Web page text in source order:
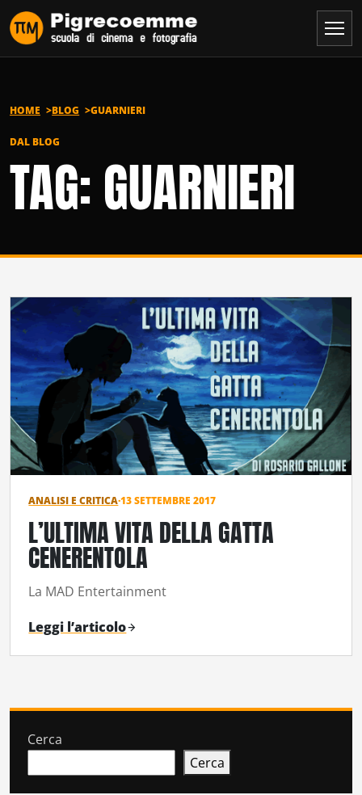
Vai al contenuto
HOME BLOG GUARNIERI
DAL BLOG
TAG: GUARNIERI
ANALISI E CRITICA·13 SETTEMBRE 2017
L’ULTIMA VITA DELLA GATTA
CENERENTOLA
La MAD Entertainment
Leggi l’articolo
Cerca
Cerca